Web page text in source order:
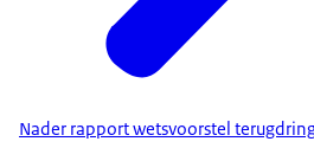
Nader rapport wetsvoorstel